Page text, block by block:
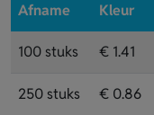
Afname Kleur
100 stuks € 1.41
250 stuks € 0.86